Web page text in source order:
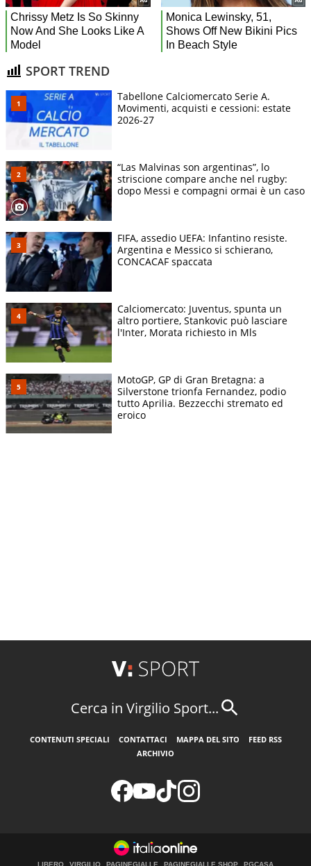
SPORT TREND
Tabellone Calciomercato Serie A.
Movimenti, acquisti e cessioni: estate
2026-27
“Las Malvinas son argentinas”, lo
striscione compare anche nel rugby:
dopo Messi e compagni ormai è un caso
FIFA, assedio UEFA: Infantino resiste.
Argentina e Messico si schierano,
CONCACAF spaccata
Calciomercato: Juventus, spunta un
altro portiere, Stankovic può lasciare
l'Inter, Morata richiesto in Mls
MotoGP, GP di Gran Bretagna: a
Silverstone trionfa Fernandez, podio
tutto Aprilia. Bezzecchi stremato ed
eroico
Cerca in Virgilio Sport...
CONTENUTI SPECIALI CONTATTACI MAPPA DEL SITO
FEED RSS
ARCHIVIO